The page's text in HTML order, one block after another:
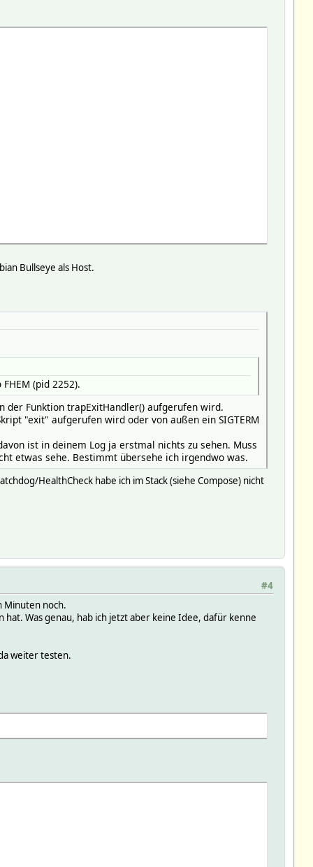
Bullseye als Host.
(pid 2252).
der Funktion trapExitHandler() aufgerufen wird.
"exit" aufgerufen wird oder von außen ein SIGTERM
ist in deinem Log ja erstmal nichts zu sehen. Muss
etwas sehe. Bestimmt übersehe ich irgendwo was.
HealthCheck habe ich im Stack (siehe Compose) nicht
#4
Minuten noch.
Was genau, hab ich jetzt aber keine Idee, dafür kenne
weiter testen.